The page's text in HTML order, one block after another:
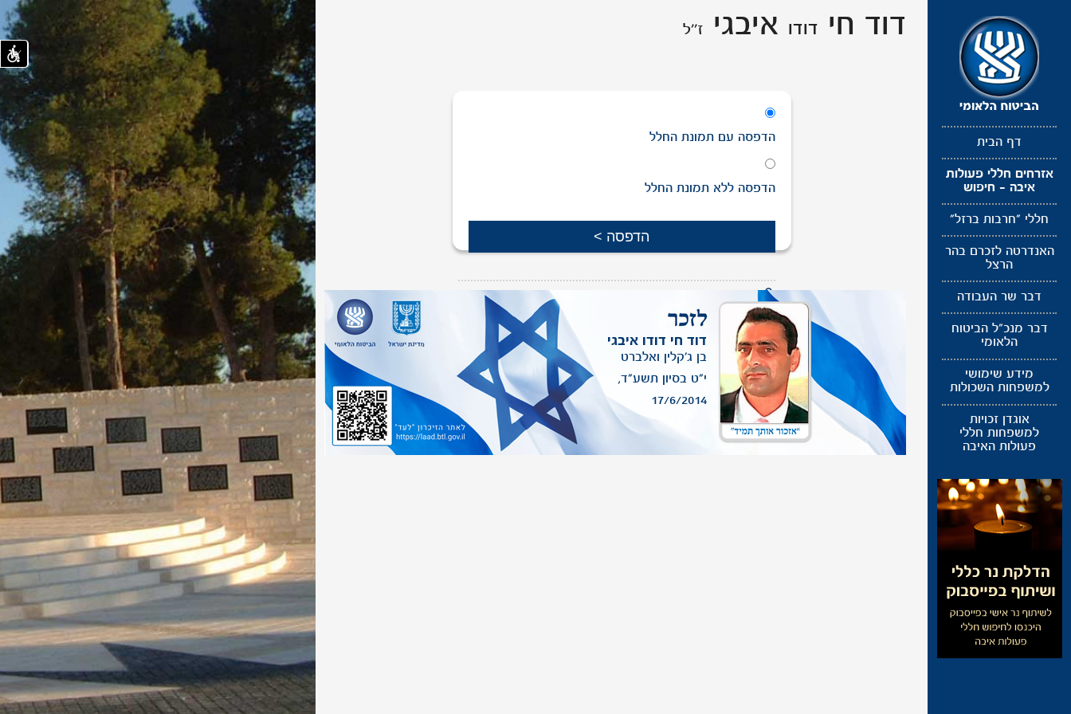
דף הבית
אזרחים חללי פעולות
איבה - חיפוש
חללי "חרבות ברזל"
האנדרטה לזכרם בהר
הרצל
דבר שר העבודה
דבר מנכ"ל הביטוח
הלאומי
מידע שימושי
למשפחות השכולות
אוגדן זכויות
למשפחות חללי
פעולות האיבה
דוד חי דודו איבגי ז''ל
הדפסה עם תמונת החלל
הדפסהללא תמונת החלל
לעדכון תמונת יקירך שמופיעה באתר, ניתן לפנות אלינו
דוד חי דודו איבגי
בן ג'קלין ואלברט
י"ט בסיון תשע"ד,
17/6/2014